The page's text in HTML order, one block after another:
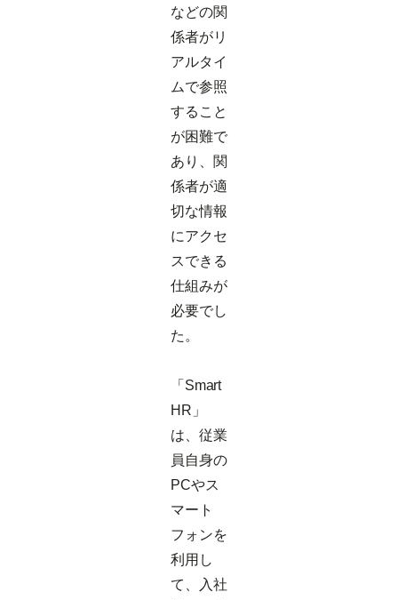
などの関
係者がリ
アルタイ
ムで参照
すること
が困難で
あり、関
係者が適
切な情報
にアクセ
スできる
仕組みが
必要でし
た。
「Smart
HR」
は、従業
員自身の
PCやス
マート
フォンを
利用し
て、入社